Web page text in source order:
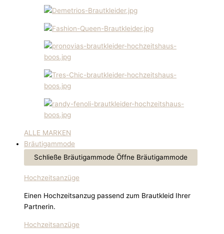
ALLE MARKEN
Bräutigammode
Schließe Bräutigammode Öffne Bräutigammode
Hochzeitsanzüge
Einen Hochzeitsanzug passend zum Brautkleid Ihrer
Partnerin.
Hochzeitsanzüge